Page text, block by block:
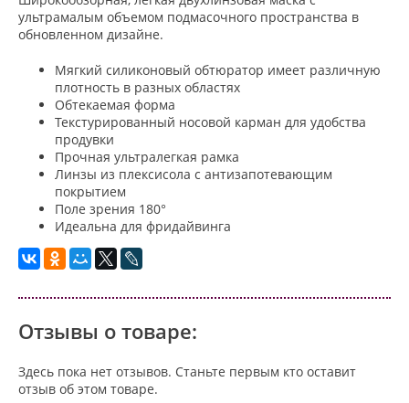
ультрамалым объемом подмасочного пространства в
обновленном дизайне.
Мягкий силиконовый обтюратор имеет различную
плотность в разных областях
Обтекаемая форма
Текстурированный носовой карман для удобства
продувки
Прочная ультралегкая рамка
Линзы из плексисола с антизапотевающим
покрытием
Поле зрения 180°
Идеальна для фридайвинга
Отзывы о товаре:
Здесь пока нет отзывов. Станьте первым кто оставит
отзыв об этом товаре.